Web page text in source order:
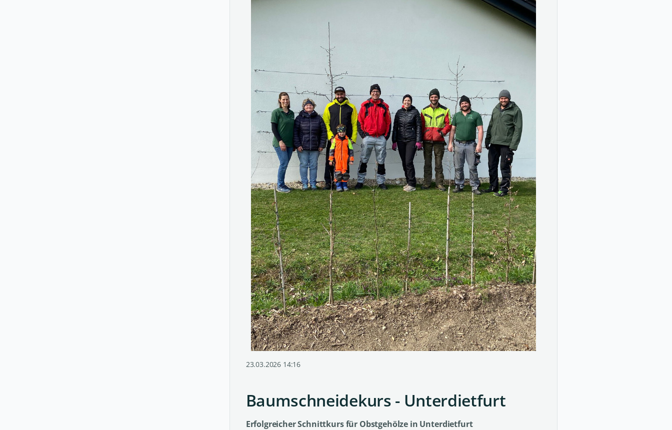
23.03.2026 14:16
Baumschneidekurs - Unterdietfurt
Erfolgreicher Schnittkurs für Obstgehölze in Unterdietfurt